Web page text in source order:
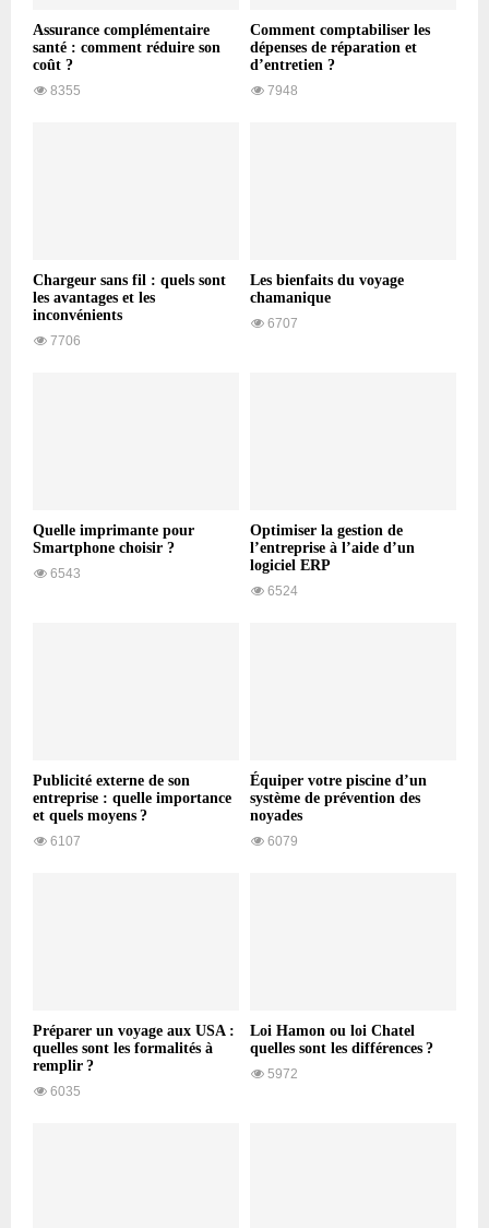
Assurance complémentaire
santé : comment réduire son
coût ?
8355
Comment comptabiliser les
dépenses de réparation et
d’entretien ?
7948
Chargeur sans fil : quels sont
les avantages et les
inconvénients
7706
Les bienfaits du voyage
chamanique
6707
Quelle imprimante pour
Smartphone choisir ?
6543
Optimiser la gestion de
l’entreprise à l’aide d’un
logiciel ERP
6524
Publicité externe de son
entreprise : quelle importance
et quels moyens ?
6107
Équiper votre piscine d’un
système de prévention des
noyades
6079
Préparer un voyage aux USA :
quelles sont les formalités à
remplir ?
6035
Loi Hamon ou loi Chatel
quelles sont les différences ?
5972